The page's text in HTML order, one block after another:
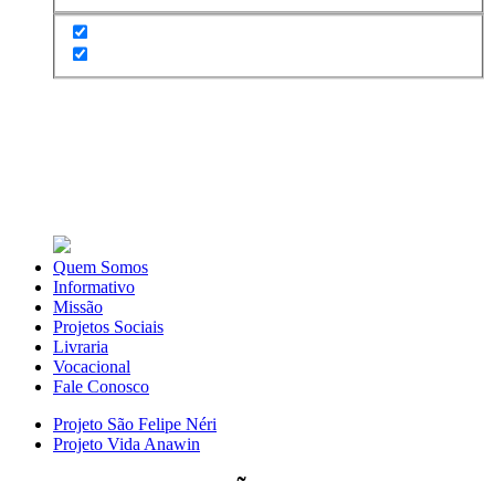
Quem Somos
Informativo
Missão
Projetos Sociais
Livraria
Vocacional
Fale Conosco
Projeto São Felipe Néri
Projeto Vida Anawin